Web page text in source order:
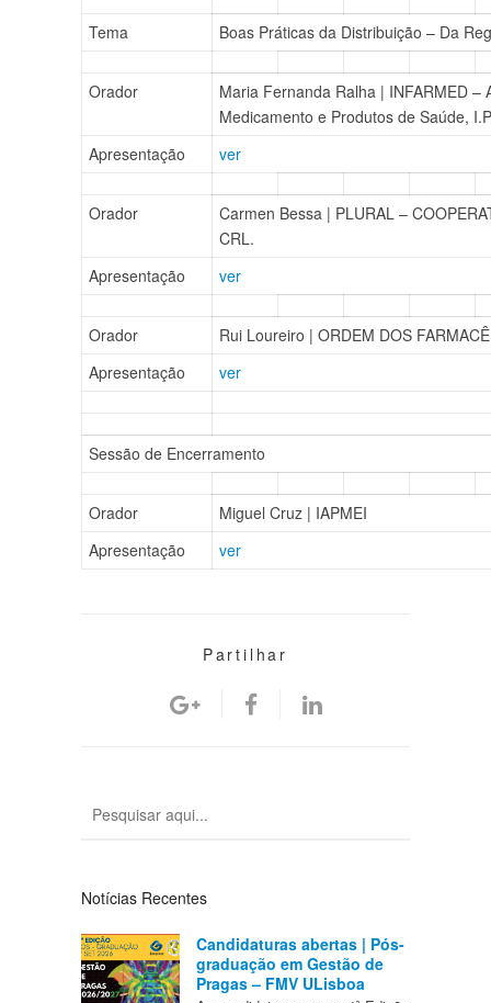
Tema Boas Práticas da Distribuição – Da
Orador
Maria Fernanda Ralha | INFARMED –
Medicamento e Produtos de Saúde,
Apresentação
ver
Orador
Carmen Bessa | PLURAL –
CRL.
Apresentação
ver
Orador
Rui Loureiro | ORDEM DOS
Apresentação
ver
Sessão de Encerramento
Orador
Miguel Cruz | IAPMEI
Apresentação
ver
Partilhar
Notícias Recentes
Candidaturas abertas | Pós-
graduação em Gestão de
Pragas – FMV ULisboa